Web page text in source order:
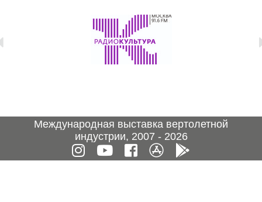
Международная выставка вертолетной
индустрии, 2007 - 2026